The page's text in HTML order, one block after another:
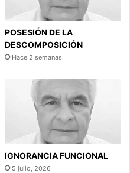
POSESIÓN DE LA
DESCOMPOSICIÓN
Hace 2 semanas
IGNORANCIA FUNCIONAL
5 julio, 2026